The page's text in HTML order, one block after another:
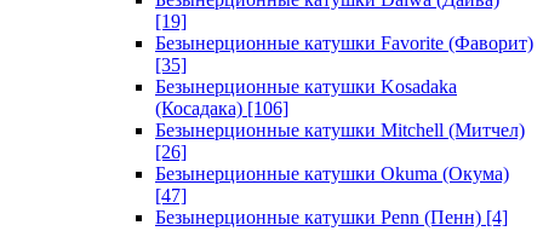
[19]
Безынерционные катушки Favorite (Фаворит)
[35]
Безынерционные катушки Kosadaka
(Косадака) [106]
Безынерционные катушки Mitchell (Митчел)
[26]
Безынерционные катушки Okuma (Окума)
[47]
Безынерционные катушки Penn (Пенн) [4]